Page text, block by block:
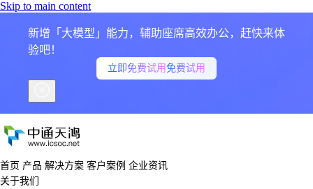
Skip to main content
新增「大模型」能力，辅助座席高效办公，赶快来体
验吧！
立即免费试用免费试用
首页 产品 解决方案 客户案例 企业资讯
关于我们
医疗健康行业解决方案
AI语音智能导诊，打造高效、普惠、精准的医疗服务新体验
7×24小时智能语音接待，秒级响应，告别热线占线等
全流程语音挂号服务，直连HIS系统，适老友好无操作
门槛
客户案例
零售电商行业解决方案
AI驱动全渠道智能化，打造零售电商高效服务与增长新引擎
全渠道一体化接入，打破服务壁垒，实现客户咨询无缝
人工成本
智能工单+全量质检，打通业务全链路，提升服务效率
与客户满意度
客户案例
教育培训行业解决方案
全链路一站式解决方案，助力教育机构营销获客、咨询转化、服
务升级，驱动精细化运营
全渠道统一获客，用户行为全程溯源，精细化运营提升
线索转化率
全国码号资源+智能路由调度，线路稳定高并发
AI机器人自动响应，解决80%重复咨询，大幅降低人力
成本
客户案例